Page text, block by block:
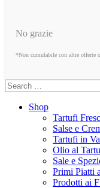
No grazie
*Non cumulabile con altre offerte
Shop
Tartufi
Salse e
Tartufi in
Olio al
Sale e
Primi Piatti
Prodotti ai